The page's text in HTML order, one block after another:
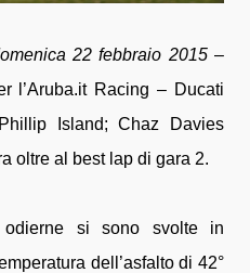
22 febbraio 2015 –
l’Aruba.it Racing – Ducati
Island; Chaz Davies
oltre al best lap di gara 2.
si sono svolte in
dell’asfalto di 42°